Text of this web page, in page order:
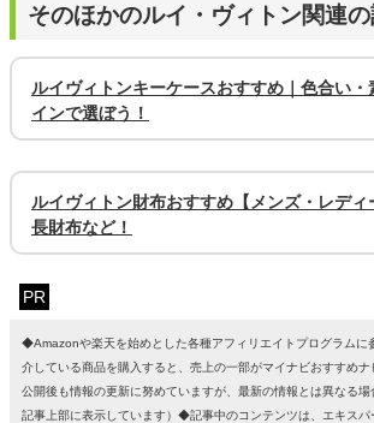
そのほかのルイ・ヴィトン関連
ルイヴィトンキーケースおすすめ｜色合い
インで選ぼう！
ルイヴィトン財布おすすめ【メンズ・レデ
長財布など！
PR
◆Amazonや楽天を始めとした各種アフィリエイトプログラムに
介している商品を購入すると、売上の一部がマイナビおすすめ
公開後も情報の更新に努めていますが、最新の情報とは異なる
記事上部に表示しています）◆記事中のコンテンツは、エキスパ